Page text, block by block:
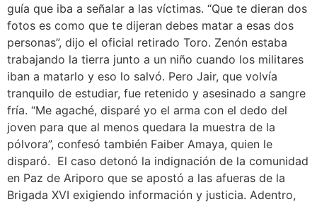
guía que iba a señalar a las víctimas. “Que te dieran dos
fotos es como que te dijeran debes matar a esas dos
personas”, dijo el oficial retirado Toro. Zenón estaba
trabajando la tierra junto a un niño cuando los militares
iban a matarlo y eso lo salvó. Pero Jair, que volvía
tranquilo de estudiar, fue retenido y asesinado a sangre
fría. “Me agaché, disparé yo el arma con el dedo del
joven para que al menos quedara la muestra de la
pólvora”, confesó también Faiber Amaya, quien le
disparó. El caso detonó la indignación de la comunidad
en Paz de Ariporo que se apostó a las afueras de la
Brigada XVI exigiendo información y justicia. Adentro,